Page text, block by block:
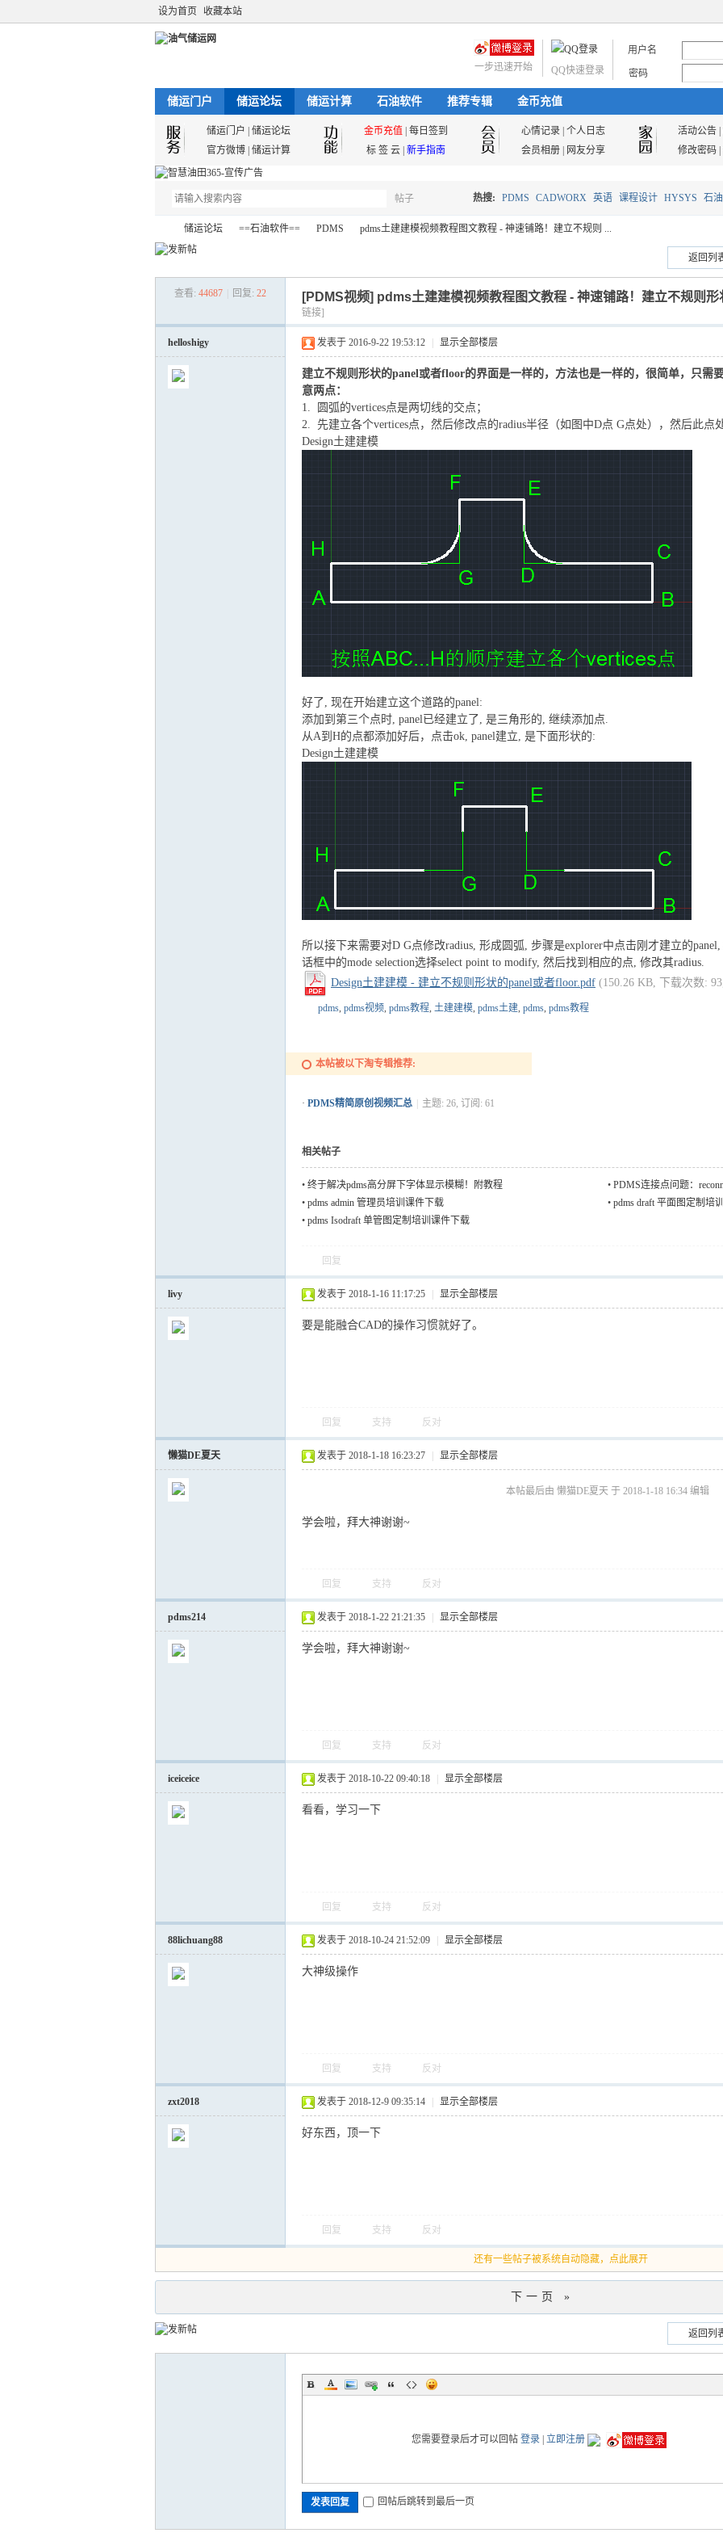
设为首页 收藏本站
用户名
密码
QQ快速登录
一步迅速开始
储运门户 储运论坛 储运计算 石油软件 推荐专辑 金币充值
储运门户 储运论坛 金币充值 每日签到 心情记录 个人日志 活动公告|
官方微博 储运计算 标 签 云 新手指南 会员相册 网友分享 修改密码|
帖子
搜
索
热搜: PDMS CADWORX 英语 课程设计 HYSYS 石
油气储运
储运论坛 ==石油软件== PDMS
›
pdms土建建模视频教程图文教程 - 神速铺路！建立不规则 ...
返回列
查看: 44687 回复: 22 [PDMS视频] pdms土建建模视频教程图文教程 - 神速铺路！建立不规则
链接]
helloshigy 发表于 2016-9-22 19:53:12 显示全部楼层
建立不规则形状的panel或者floor的界面是一样的，方法也是一样的，很简单，只需
意两点：
1. 圆弧的vertices点是两切线的交点；
2. 先建立各个vertices点，然后修改点的radius半径（如图中D点 G点处），然后此点
Design土建建模
好了, 现在开始建立这个道路的panel:
添加到第三个点时, panel已经建立了, 是三角形的, 继续添加点.
从A到H的点都添加好后，点击ok, panel建立, 是下面形状的:
Design土建建模
所以接下来需要对D G点修改radius, 形成圆弧, 步骤是explorer中点击刚才建立的
话框中的mode selection选择select point to modify, 然后找到相应的点, 修改其radius.
Design土建建模 - 建立不规则形状的panel或者floor.pdf (150.26 KB, 下载次数:
pdms, pdms视频, pdms教程, 土建建模, pdms土建, pdms, pdms教程
本帖被以下淘专辑推荐:
· PDMS精简原创视频汇总 主题: 26, 订阅: 61
相关帖子
• 终于解决pdms高分屏下字体显示模糊！附教程 • PDMS连接点问题：
• pdms admin 管理员培训课件下载 • pdms draft 平面图定制培
• pdms Isodraft 单管图定制培训课件下载
回复
livy 发表于 2018-1-16 11:17:25 显示全部楼层
要是能融合CAD的操作习惯就好了。
回复 支持 反对
懒猫DE夏天 发表于 2018-1-18 16:23:27 显示全部楼层
本帖最后由 懒猫DE夏天 于 2018-1-18 16:34 编辑
学会啦，拜大神谢谢~
回复 支持 反对
pdms214 发表于 2018-1-22 21:21:35 显示全部楼层
学会啦，拜大神谢谢~
回复 支持 反对
iceiceice 发表于 2018-10-22 09:40:18 显示全部楼层
看看，学习一下
回复 支持 反对
88lichuang88 发表于 2018-10-24 21:52:09 显示全部楼层
大神级操作
回复 支持 反对
zxt2018 发表于 2018-12-9 09:35:14 显示全部楼层
好东西，顶一下
回复 支持 反对
还有一些帖子被系统自动隐藏，点此展开
下一页 »
返回列
您需要登录后才可以回帖 登录| 立即注册
发表回复 回帖后跳转到最后一页